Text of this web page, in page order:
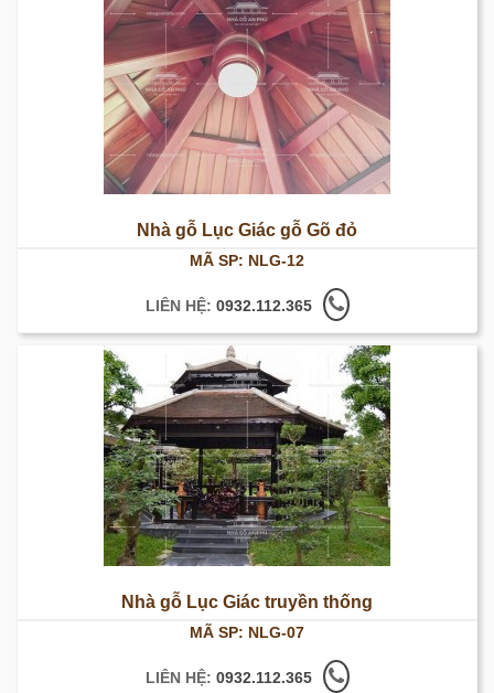
Nhà gỗ Lục Giác gỗ Gõ đỏ
MÃ SP: NLG-12
LIÊN HỆ: 0932.112.365
Nhà gỗ Lục Giác truyền thống
MÃ SP: NLG-07
LIÊN HỆ: 0932.112.365